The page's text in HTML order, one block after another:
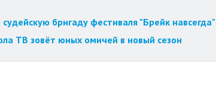
бригаду фестиваля "Брейк навсегда"
ТВ зовёт юных омичей в новый сезон